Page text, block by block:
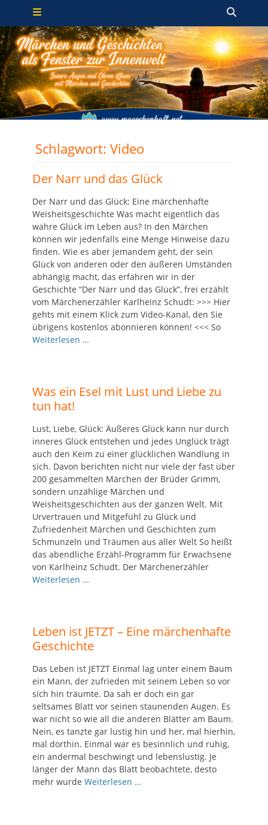
Zum
springen
Primäres Menü
Schlagwort: Video
Der Narr und das Glück
Der Narr und das Glück: Eine märchenhafte
Weisheitsgeschichte Was macht eigentlich das
wahre Glück im Leben aus? In den Märchen
können wir jedenfalls eine Menge Hinweise dazu
finden. Wie es aber jemandem geht, der sein
Glück von anderen oder den äußeren Umständen
abhängig macht, das erfahren wir in der
Geschichte “Der Narr und das Glück”, frei erzählt
vom Märchenerzähler Karlheinz Schudt: >>> Hier
gehts mit einem Klick zum Video-Kanal, den Sie
übrigens kostenlos abonnieren können! <<< So
Weiterlesen …
Was ein Esel mit Lust und Liebe zu
tun hat!
Lust, Liebe, Glück: Äußeres Glück kann nur durch
inneres Glück entstehen und jedes Unglück trägt
auch den Keim zu einer glücklichen Wandlung in
sich. Davon berichten nicht nur viele der fast über
200 gesammelten Märchen der Brüder Grimm,
sondern unzählige Märchen und
Weisheitsgeschichten aus der ganzen Welt. Mit
Urvertrauen und Mitgefühl zu Glück und
Zufriedenheit Märchen und Geschichten zum
Schmunzeln und Träumen aus aller Welt So heißt
das abendliche Erzähl-Programm für Erwachsene
von Karlheinz Schudt. Der Märchenerzähler
Weiterlesen …
Leben ist JETZT – Eine märchenhafte
Geschichte
Das Leben ist JETZT Einmal lag unter einem Baum
ein Mann, der zufrieden mit seinem Leben so vor
sich hin träumte. Da sah er doch ein gar
seltsames Blatt vor seinen staunenden Augen. Es
war nicht so wie all die anderen Blätter am Baum.
Nein, es tanzte gar lustig hin und her, mal hierhin,
mal dorthin. Einmal war es besinnlich und ruhig,
ein andermal beschwingt und lebenslustig. Je
länger der Mann das Blatt beobachtete, desto
mehr wurde Weiterlesen …